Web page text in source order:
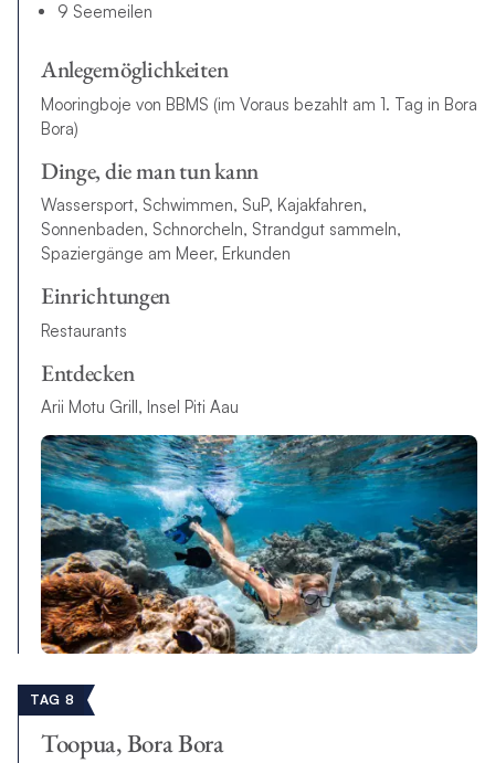
9 Seemeilen
Anlegemöglichkeiten
Mooringboje von BBMS (im Voraus bezahlt am 1. Tag in Bora
Bora)
Dinge, die man tun kann
Wassersport, Schwimmen, SuP, Kajakfahren,
Sonnenbaden, Schnorcheln, Strandgut sammeln,
Spaziergänge am Meer, Erkunden
Einrichtungen
Restaurants
Entdecken
Arii Motu Grill, Insel Piti Aau
TAG 8
Toopua, Bora Bora